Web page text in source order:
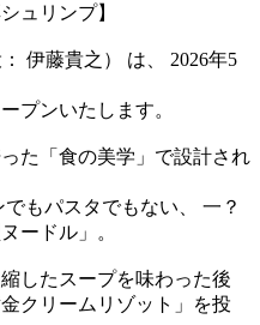
ュリンプ】
伊藤貴之） は、 2026年5
プンいたします。
た「食の美学」で設計され
もパスタでもない、 一？
ードル」。
したスープを味わった後
クリームリゾット」を投